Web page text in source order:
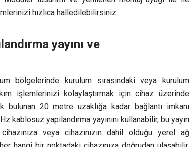
hızlıca halledilebilirsiniz.
yayını ve
bölgelerinde kurulum sırasındaki veya kurulum
işlemlerinizi kolaylaştırmak için cihaz üzerinde
bulunan 20 metre uzaklığa kadar bağlantı imkanı
kablosuz yapılandırma yayınını kullanabilir, bu yayın
veya cihazınızın dahil olduğu yerel ağ